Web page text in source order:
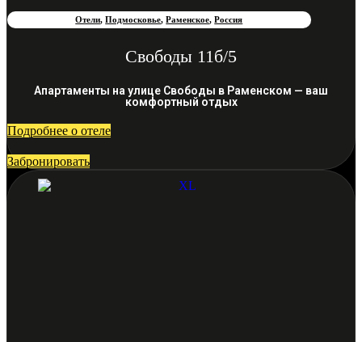
Отели,Подмосковье,Раменское,Россия
Свободы 11б/5
Апартаменты на улице Свободы в Раменском — ваш
комфортный отдых
Подробнее о отеле
Забронировать